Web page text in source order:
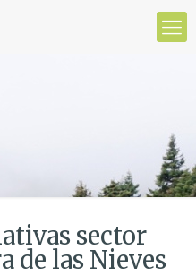
sector
de las Nieves